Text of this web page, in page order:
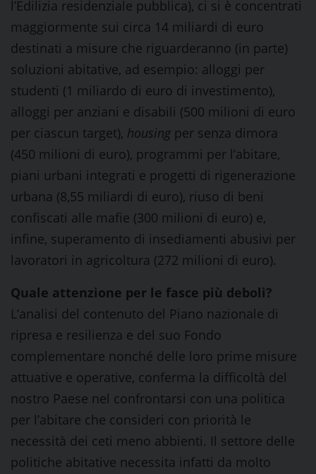
l’Edilizia residenziale pubblica), ci si è concentrati
maggiormente sui circa 14 miliardi di euro
destinati a misure che riguarderanno (in parte)
soluzioni abitative, ad esempio: alloggi per
studenti (1 miliardo di euro di investimento),
alloggi per anziani e disabili (500 milioni di euro
per ciascun target), housing per senza dimora
(450 milioni di euro), programmi per l’abitare,
piani urbani integrati e progetti di rigenerazione
urbana (8,55 miliardi di euro), riuso di beni
confiscati alle mafie (300 milioni di euro) e,
infine, superamento di insediamenti abusivi per
lavoratori in agricoltura (272 milioni di euro).
Quale attenzione per le fasce più deboli?
L’analisi del contenuto del Piano nazionale di
ripresa e resilienza e del suo Fondo
complementare nonché delle loro prime misure
attuative e operative, conferma la difficoltà del
nostro Paese nel confrontarsi con una politica
per l’abitare che consideri con priorità le
necessità dei ceti meno abbienti. Il settore delle
politiche abitative necessita infatti da molto